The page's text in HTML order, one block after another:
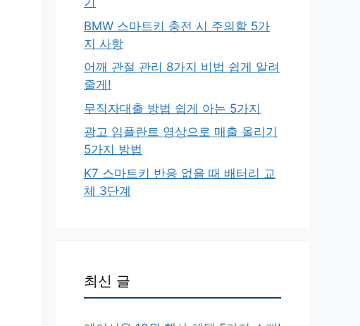
BMW 스마트키 충전 시 주의할 5가
지 사항
어깨 관절 관리 8가지 비법 쉽게 알려
줄게!
무직자대출 방법 쉽게 아는 5가지
광고 임플란트 영상으로 매출 올리기
5가지 방법
K7 스마트키 반응 없을 때 배터리 교
체 3단계
최신 글